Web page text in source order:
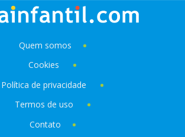
Quem somos
Cookies
Política de privacidade
Termos de uso
Contato